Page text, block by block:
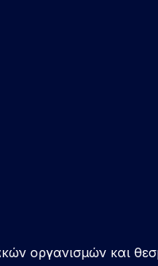
οργανισμών και